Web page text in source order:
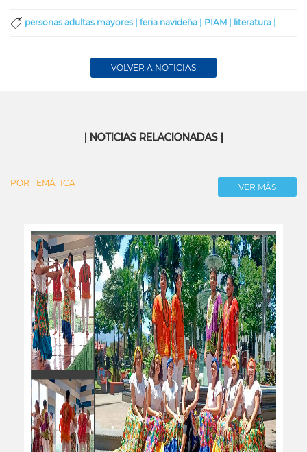
personas adultas mayores | feria navideña | PIAM | literatura |
VOLVER A NOTICIAS
| NOTICIAS RELACIONADAS |
POR TEMÁTICA VER MÁS